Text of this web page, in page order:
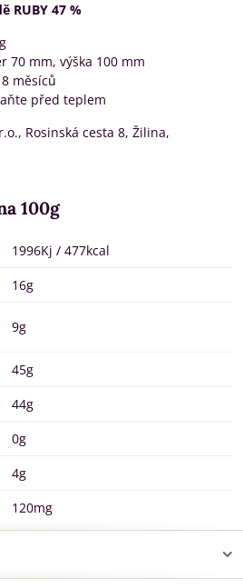
RUBY 47 %
70 mm, výška 100 mm
měsíců
před teplem
Rosinská cesta 8, Žilina,
100g
1996Kj / 477kcal
16g
9g
45g
44g
0g
4g
120mg